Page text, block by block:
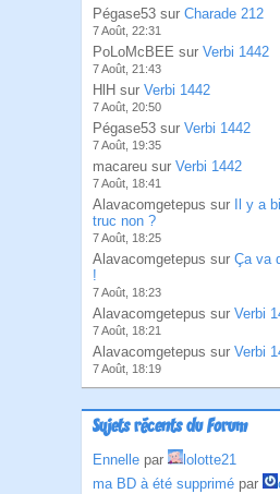
Pégase53 sur Charade 212
7 Août, 22:31
PoLoMcBEE sur Verbi 1442
7 Août, 21:43
HlH sur Verbi 1442
7 Août, 20:50
Pégase53 sur Verbi 1442
7 Août, 19:35
macareu sur Verbi 1442
7 Août, 18:41
Alavacomgetepus sur
Il y a
truc non ?
7 Août, 18:25
Alavacomgetepus sur Ça va
!
7 Août, 18:23
Alavacomgetepus sur Verbi
7 Août, 18:21
Alavacomgetepus sur Verbi
7 Août, 18:19
Sujets récents du Forum
Ennelle par
lolotte21
ma BD à été supprimé par